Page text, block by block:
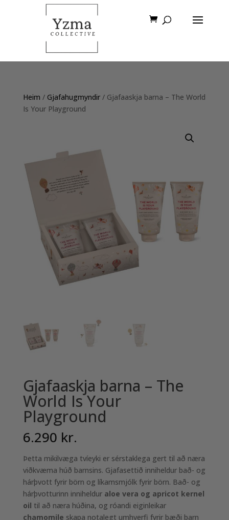
Heim / Gjafahugmyndir/ Gjafaaskja barna – The World
Is Your Playground
Gjafaaskja barna – The
World Is Your
Playground
6.290 kr.
Þetta mikilvæga tvíeyki er sérstaklega gert til að næra
viðkvæma húð barnsins. Gjafasettið inniheldur bað- og
hárþvott fyrir börn og líkamsmjólk fyrir börn. Bað- og
hárþvotturinn inniheldur aloe vera og apricot kernel
oil til að næra húðina, og róandi eiginleikar
chamomile skapa notalegt umhverfi fyrir bæði barn